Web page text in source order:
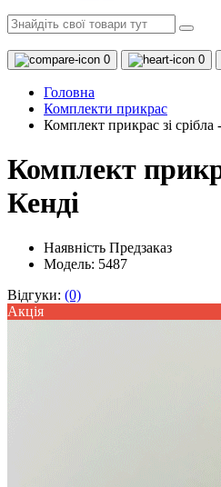
0 0
Головна
Комплекти прикрас
Комплект прикрас зі срібла
Комплект
Кенді
Наявність Предзаказ
Модель: 5487
Відгуки: (0)
Акцiя